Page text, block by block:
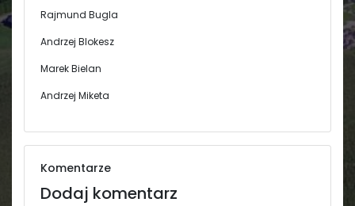
Rajmund Bugla
Andrzej Blokesz
Marek Bielan
Andrzej Miketa
Komentarze
Dodaj komentarz